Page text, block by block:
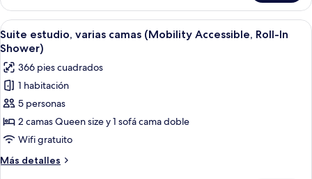
estudio,
varias
camas
(Hearing
Accessible)
Abrir
todas
las
fotos
de
Suite
estudio,
varias
camas
(Mobility
Una habitación de hotel con dos
6
Suite estudio, varias camas (Mobility Accessible, Roll-In
Shower)
366 pies cuadrados
1 habitación
5 personas
2 camas Queen size y 1 sofá cama doble
Wifi gratuito
Más detalles
Más